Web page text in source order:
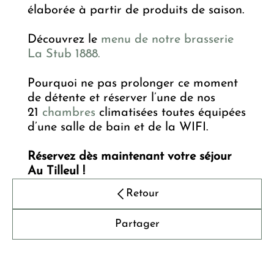
élaborée à partir de produits de saison.
Découvrez le menu de notre brasserie
La Stub 1888.
Pourquoi ne pas prolonger ce moment
de détente et réserver l’une de nos
21 chambres climatisées toutes équipées
d’une salle de bain et de la WIFI.
Réservez dès maintenant votre séjour
Au Tilleul !
Retour
Partager